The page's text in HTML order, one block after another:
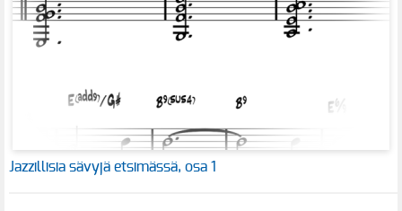
Jazzillisia sävyjä etsimässä, osa 1